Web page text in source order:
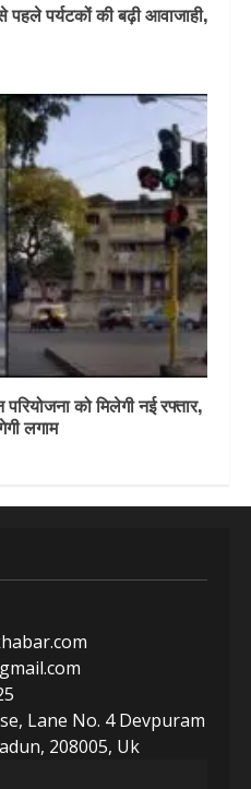
पर्यटकों की बढ़ी आवाजाही,
को मिलेगी नई रफ्तार,
लगाम
Lane No. 4 Devpuram
208005, Uk